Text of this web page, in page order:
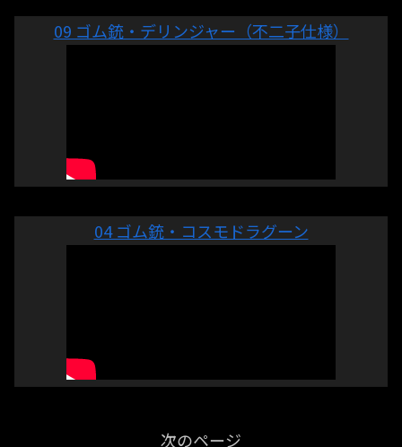
09 ゴム銃・デリンジャー（不二子仕様）
04 ゴム銃・コスモドラグーン
次のページ